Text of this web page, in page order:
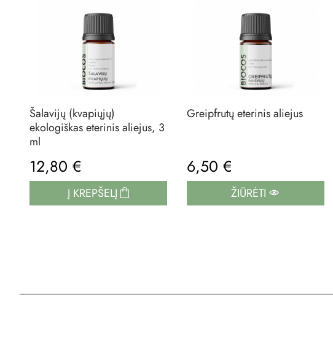
Šalavijų (kvapiųjų)
ekologiškas eterinis aliejus, 3
ml
12,80 €
Į KREPŠELĮ
Greipfrutų eterinis aliejus
6,50 €
ŽIŪRĖTI